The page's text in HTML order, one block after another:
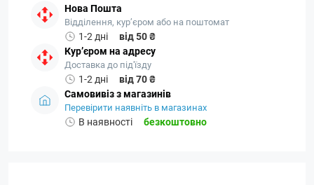
Нова Пошта
Відділення, кур’єром або на поштомат
1-2 дні
від 50 ₴
Кур’єром на адресу
Доставка до під'їзду
1-2 дні
від 70 ₴
Самовивіз з магазинів
Перевірити наявніть в магазинах
В наявності безкоштовно